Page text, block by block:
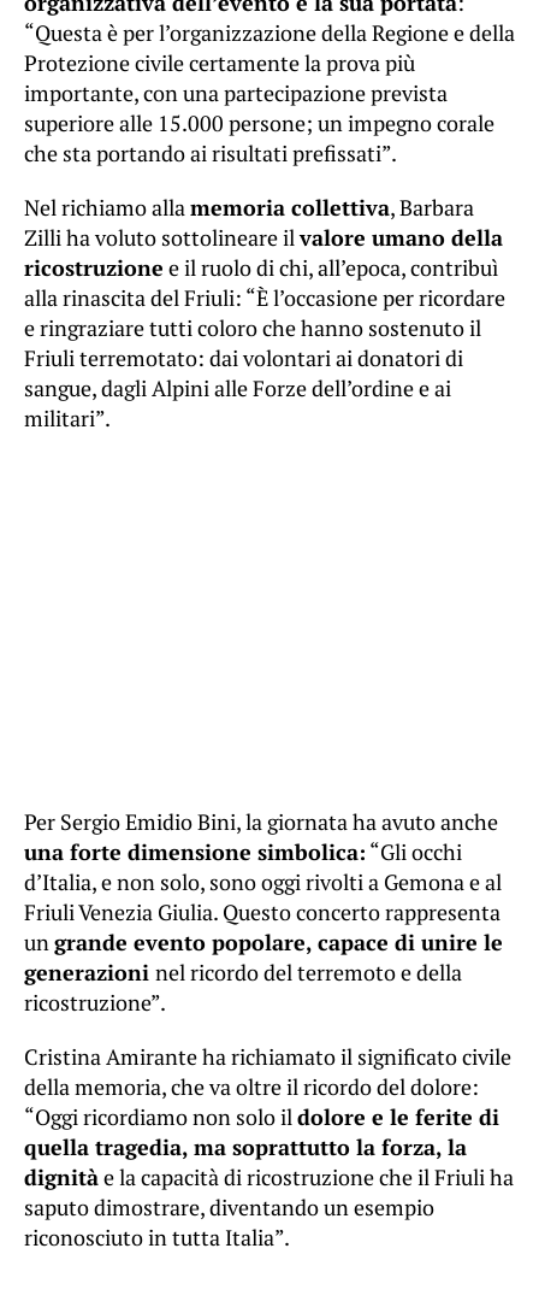
“Questa è per l’organizzazione della Regione e della
Protezione civile certamente la prova più
importante, con una partecipazione prevista
superiore alle 15.000 persone; un impegno corale
che sta portando ai risultati prefissati”.
Nel richiamo allamemoria collettiva, Barbara
Zilli ha voluto sottolineare ilvalore umano della
ricostruzione e il ruolo di chi, all’epoca, contribuì
alla rinascita del Friuli: “È l’occasione per ricordare
e ringraziare tutti coloro che hanno sostenuto il
Friuli terremotato: dai volontari ai donatori di
sangue, dagli Alpini alle Forze dell’ordine e ai
militari”.
Per Sergio Emidio Bini, la giornata ha avuto anche
una forte dimensione simbolica: “Gli occhi
d’Italia, e non solo, sono oggi rivolti a Gemona e al
Friuli Venezia Giulia. Questo concerto rappresenta
ungrande evento popolare, capace di unire le
generazioni nel ricordo del terremoto e della
ricostruzione”.
Cristina Amirante ha richiamato il significato civile
della memoria, che va oltre il ricordo del dolore:
“Oggi ricordiamo non solo ildolore e le ferite di
quella tragedia, ma soprattutto la forza, la
dignitàe la capacità di ricostruzione che il Friuli ha
saputo dimostrare, diventando un esempio
riconosciuto in tutta Italia”.